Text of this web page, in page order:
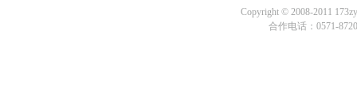
Copyright © 2008-2011
合作电话：0571-